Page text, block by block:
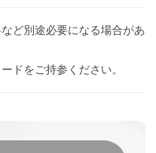
ど別途必要になる場合があ
ドをご持参ください。